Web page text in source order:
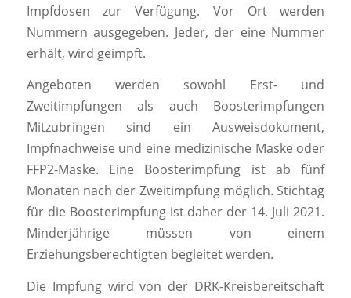
Impfdosen zur Verfügung. Vor Ort werden
Nummern ausgegeben. Jeder, der eine Nummer
erhält, wird geimpft.
Angeboten werden sowohl Erst- und
Zweitimpfungen als auch Boosterimpfungen
Mitzubringen sind ein Ausweisdokument,
Impfnachweise und eine medizinische Maske oder
FFP2-Maske. Eine Boosterimpfung ist ab fünf
Monaten nach der Zweitimpfung möglich. Stichtag
für die Boosterimpfung ist daher der 14. Juli 2021.
Minderjährige müssen von einem
Erziehungsberechtigten begleitet werden.
Die Impfung wird von der DRK-Kreisbereitschaft